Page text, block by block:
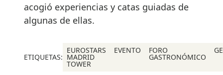
acogió experiencias y catas guiadas de
algunas de ellas.
ETIQUETAS:
EUROSTARS
MADRID
TOWER
EVENTO FORO
GASTRONÓMICO